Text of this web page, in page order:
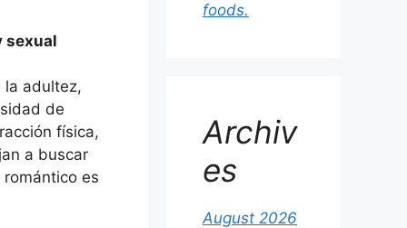
sexual
la adultez,
de
física,
a buscar
es
foods.
Archiv
es
August 2026